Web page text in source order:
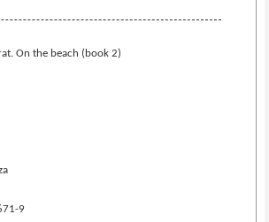
On the beach (book 2)
9